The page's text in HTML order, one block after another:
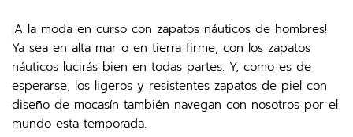
¡A la moda en curso con zapatos náuticos de hombres!
Ya sea en alta mar o en tierra firme, con los zapatos
náuticos lucirás bien en todas partes. Y, como es de
esperarse, los ligeros y resistentes zapatos de piel con
diseño de mocasín también navegan con nosotros por el
mundo esta temporada.